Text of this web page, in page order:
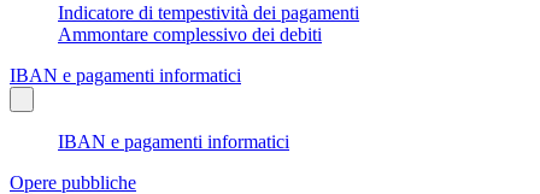
Indicatore di tempestività dei pagamenti
Ammontare complessivo dei debiti
IBAN e pagamenti informatici
IBAN e pagamenti informatici
Opere pubbliche